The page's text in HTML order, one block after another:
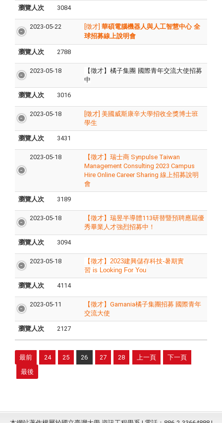
瀏覽人次 3084
2023-05-22 [徵才] 華碩電腦機器人與人工智慧中心全
球招募線上說明會
瀏覽人次 2788
2023-05-18 【徵才】 橘子集團 國際青年交流大使招募
中
瀏覽人次 3016
2023-05-18
[徵才] 美國威斯康辛大學招收全獎博士班
學生
瀏覽人次 3431
2023-05-18
【徵才】瑞士商 Synpulse Taiwan
Management Consulting 2023 Campus
Hire Online Career Sharing 線上招募說明
會
瀏覽人次 3189
2023-05-18
【徵才】瑞昱半導體113研替暨預聘應屆優
秀畢業人才強烈招募中！
瀏覽人次 3094
2023-05-18 【徵才】 2023建興儲存科技-暑期實
習 is Looking For You
瀏覽人次 4114
2023-05-11
【徵才】Gamania橘子集團招募 國際青年
交流大使
瀏覽人次 2127
最前 24 25 26 27 28 上一頁
下一頁
最後